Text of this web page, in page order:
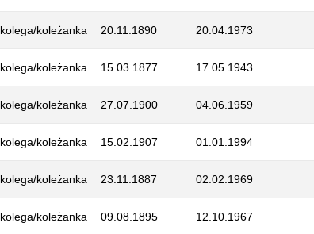
kolega/koleżanka 20.11.1890 20.04.1973
kolega/koleżanka 15.03.1877 17.05.1943
kolega/koleżanka 27.07.1900 04.06.1959
kolega/koleżanka 15.02.1907 01.01.1994
kolega/koleżanka 23.11.1887 02.02.1969
kolega/koleżanka 09.08.1895 12.10.1967